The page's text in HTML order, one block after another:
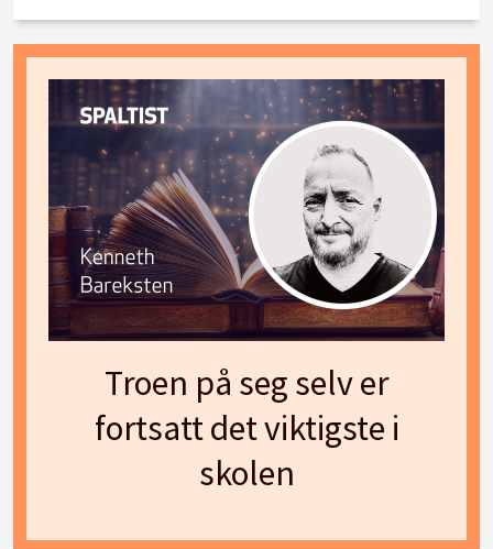
Troen på seg selv er
fortsatt det viktigste i
skolen